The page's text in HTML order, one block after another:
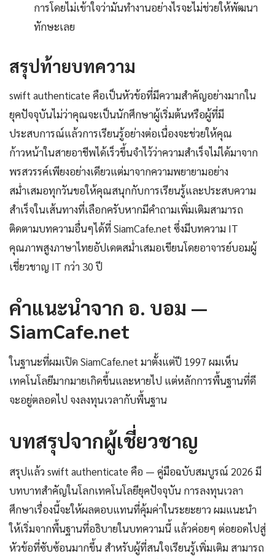
การโดยไม่เข้าใจว่ามันทำงานอย่างไรจะไม่ช่วยให้พัฒนา
ทักษะเลย
สรุปท้ายบทความ
swift authenticate คือเป็นหัวข้อที่มีความสำคัญอย่างมากใน
ยุคปัจจุบันไม่ว่าคุณจะเป็นนักศึกษาผู้เริ่มต้นหรือผู้ที่มี
ประสบการณ์แล้วการเรียนรู้อย่างต่อเนื่องจะช่วยให้คุณ
ก้าวหน้าในสายอาชีพได้เร็วขึ้นจำไว้ว่าความสำเร็จไม่ได้มาจาก
พรสวรรค์เพียงอย่างเดียวแต่มาจากความพยายามอย่าง
สม่ำเสมอทุกวันขอให้คุณสนุกกับการเรียนรู้และประสบความ
สำเร็จในเส้นทางที่เลือกครับหากมีคำถามเพิ่มเติมสามารถ
ติดตามบทความอื่นๆได้ที่ SiamCafe.net ซึ่งมีบทความ IT
คุณภาพสูงภาษาไทยอัปเดตสม่ำเสมอเขียนโดยอาจารย์บอมผู้
เชี่ยวชาญ IT กว่า 30 ปี
คำแนะนำจาก อ. บอม —
SiamCafe.net
ในฐานะที่ผมเปิด SiamCafe.net มาตั้งแต่ปี 1997 ผมเห็น
เทคโนโลยีมากมายเกิดขึ้นและหายไป แต่หลักการพื้นฐานที่ดี
จะอยู่ตลอดไป จงลงทุนเวลากับพื้นฐาน
บทสรุปจากผู้เชี่ยวชาญ
สรุปแล้ว swift authenticate คือ — คู่มือฉบับสมบูรณ์ 2026 มี
บทบาทสำคัญในโลกเทคโนโลยียุคปัจจุบัน การลงทุนเวลา
ศึกษาเรื่องนี้จะให้ผลตอบแทนที่คุ้มค่าในระยะยาว ผมแนะนำ
ให้เริ่มจากพื้นฐานที่อธิบายในบทความนี้ แล้วค่อยๆ ต่อยอดไปสู่
หัวข้อที่ซับซ้อนมากขึ้น สำหรับผู้ที่สนใจเรียนรู้เพิ่มเติม สามารถ